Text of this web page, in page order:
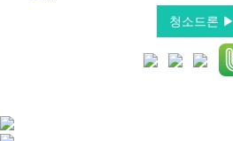
청소드론 ▶